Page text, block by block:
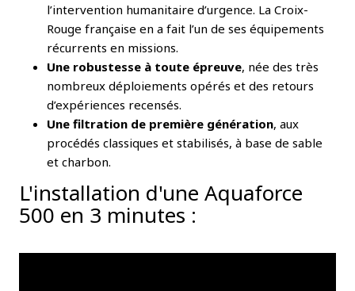
l’intervention humanitaire d’urgence. La Croix-
Rouge française en a fait l’un de ses équipements
récurrents en missions.
Une robustesse à toute épreuve, née des très
nombreux déploiements opérés et des retours
d’expériences recensés.
Une filtration de première génération, aux
procédés classiques et stabilisés, à base de sable
et charbon.
L'installation d'une Aquaforce
500 en 3 minutes :